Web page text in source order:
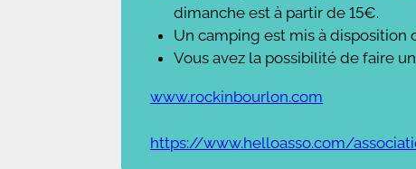
dimanche est à partir de 15€.
Un camping est mis à
Vous avez la possibilité de faire
www.rockinbourlon.com
https://www.helloasso.com/